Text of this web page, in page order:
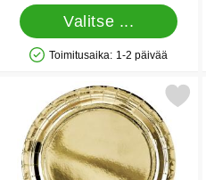
Valitse ...
Saatavuus: Varastossa
Toimitusaika: 1-2 päivää
Merkitse kultaiset